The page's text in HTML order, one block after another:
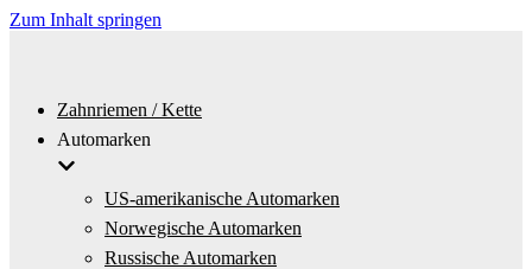
Zum Inhalt springen
Zahnriemen / Kette
Automarken
US-amerikanische Automarken
Norwegische Automarken
Russische Automarken